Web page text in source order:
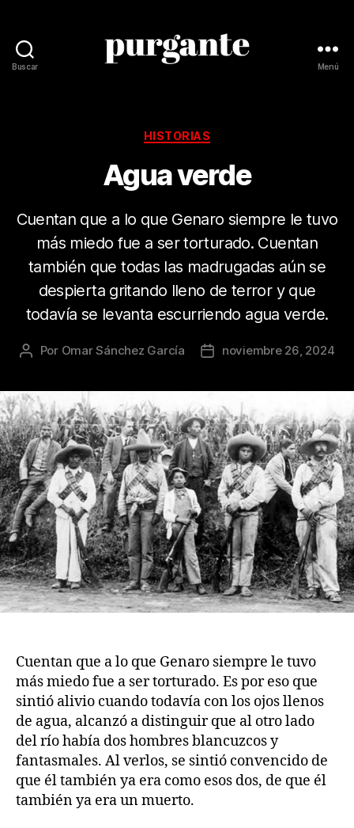
Buscar Menú
Categorías
HISTORIAS
Agua verde
Cuentan que a lo que Genaro siempre le tuvo
más miedo fue a ser torturado. Cuentan
también que todas las madrugadas aún se
despierta gritando lleno de terror y que
todavía se levanta escurriendo agua verde.
Autor
publicación
Por Omar Sánchez García
Fecha
publicación
noviembre 26, 2024
Cuentan que a lo que Genaro siempre le tuvo
más miedo fue a ser torturado. Es por eso que
sintió alivio cuando todavía con los ojos llenos
de agua, alcanzó a distinguir que al otro lado
del río había dos hombres blancuzcos y
fantasmales. Al verlos, se sintió convencido de
que él también ya era como esos dos, de que él
también ya era un muerto.